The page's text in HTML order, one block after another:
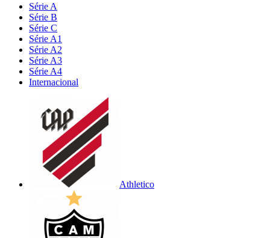
Série A
Série B
Série C
Série A1
Série A2
Série A3
Série A4
Internacional
Athletico